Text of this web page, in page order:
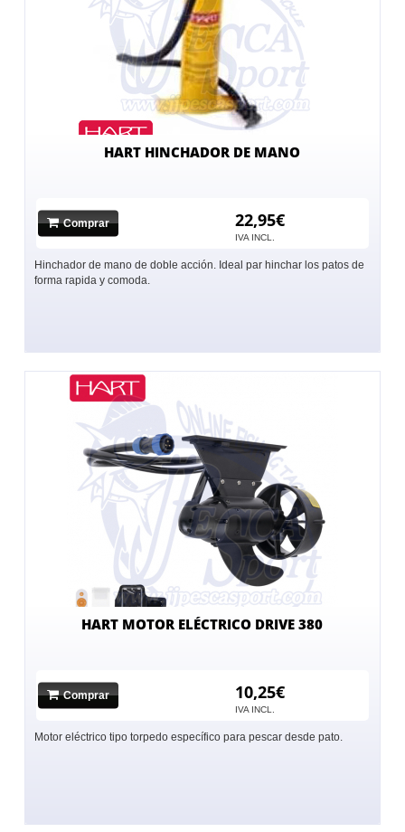
HART HINCHADOR DE MANO
Comprar 22,95€
IVA INCL.
Hinchador de mano de doble acción. Ideal par hinchar los patos de
forma rapida y comoda.
HART MOTOR ELÉCTRICO DRIVE 380
Comprar 10,25€
IVA INCL.
Motor eléctrico tipo torpedo específico para pescar desde pato.